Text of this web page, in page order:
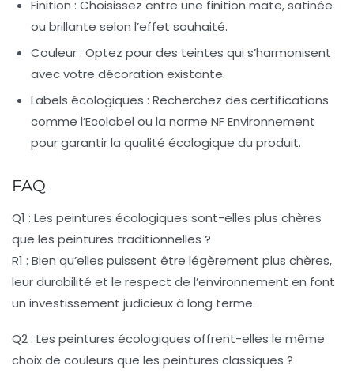
Finition : Choisissez entre une finition mate, satinée
ou brillante selon l’effet souhaité.
Couleur : Optez pour des teintes qui s’harmonisent
avec votre décoration existante.
Labels écologiques : Recherchez des certifications
comme l’Ecolabel ou la norme NF Environnement
pour garantir la qualité écologique du produit.
FAQ
Q1 : Les peintures écologiques sont-elles plus chères
que les peintures traditionnelles ?
R1 : Bien qu’elles puissent être légèrement plus chères,
leur durabilité et le respect de l’environnement en font
un investissement judicieux à long terme.
Q2 : Les peintures écologiques offrent-elles le même
choix de couleurs que les peintures classiques ?